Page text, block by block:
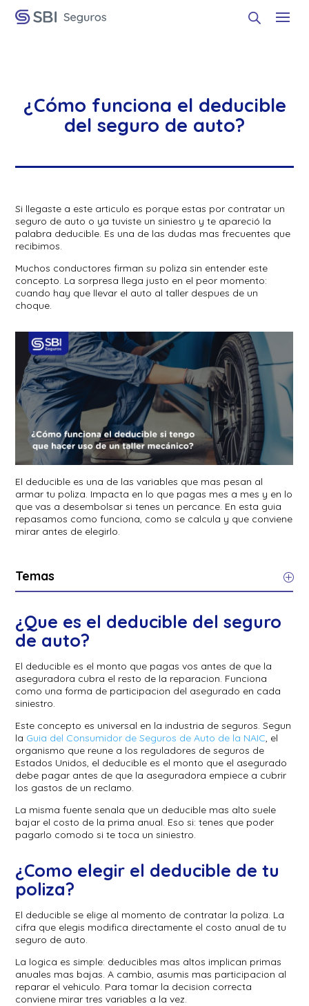
¿Cómo funciona el deducible
del seguro de auto?
Si llegaste a este articulo es porque estas por contratar un
seguro de auto o ya tuviste un siniestro y te apareció la
palabra deducible. Es una de las dudas mas frecuentes que
recibimos.
Muchos conductores firman su poliza sin entender este
concepto. La sorpresa llega justo en el peor momento:
cuando hay que llevar el auto al taller despues de un
choque.
El deducible es una de las variables que mas pesan al
armar tu poliza. Impacta en lo que pagas mes a mes y en lo
que vas a desembolsar si tenes un percance. En esta guia
repasamos como funciona, como se calcula y que conviene
mirar antes de elegirlo.
Temas
¿Que es el deducible del seguro
de auto?
El deducible es el monto que pagas vos antes de que la
aseguradora cubra el resto de la reparacion. Funciona
como una forma de participacion del asegurado en cada
siniestro.
Este concepto es universal en la industria de seguros. Segun
la Guia del Consumidor de Seguros de Auto de la NAIC, el
organismo que reune a los reguladores de seguros de
Estados Unidos, el deducible es el monto que el asegurado
debe pagar antes de que la aseguradora empiece a cubrir
los gastos de un reclamo.
La misma fuente senala que un deducible mas alto suele
bajar el costo de la prima anual. Eso si: tenes que poder
pagarlo comodo si te toca un siniestro.
¿Como elegir el deducible de tu
poliza?
El deducible se elige al momento de contratar la poliza. La
cifra que elegis modifica directamente el costo anual de tu
seguro de auto.
La logica es simple: deducibles mas altos implican primas
anuales mas bajas. A cambio, asumis mas participacion al
reparar el vehiculo. Para tomar la decision correcta
conviene mirar tres variables a la vez.